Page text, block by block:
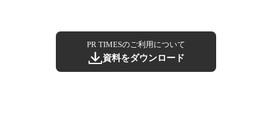
PR TIMESのご利用について
資料をダウンロード